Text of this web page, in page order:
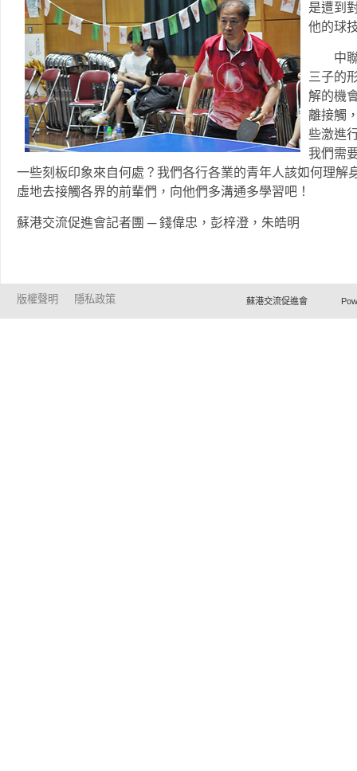
是遭到
他的球
中聯
三子的
解的機
離接觸
些激進
我們需
一些刻板印象來自何處？我們各行各業的青年人該如何理解
虛地去接觸各界的前輩們，向他們多溝通多學習吧！
蘇港交流促進會記者團 ─ 錢偉忠，彭梓澄，朱皓明
版權聲明 隱私政策 蘇港交流促進會